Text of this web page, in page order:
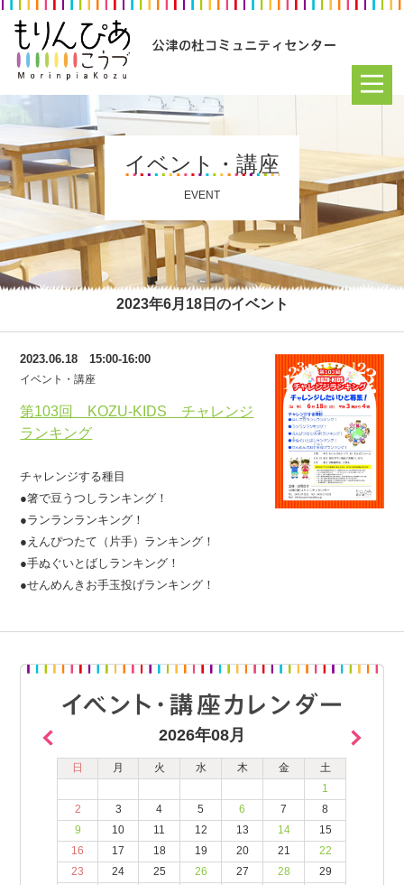
イベント・講座
EVENT
2023年6月18日のイベント
第103回 KOZU-KIDS チャレンジ
ランキング
2023.06.18 15:00-16:00
イベント・講座
チャレンジする種目
●箸で豆うつしランキング！
●ランランランキング！
●えんぴつたて（片手）ランキング！
●手ぬぐいとばしランキング！
●せんめんきお手玉投げランキング！
2026年08月
日 月 火 水 木 金
土
1
2
3 4 5 6 7
8
9
10 11 12 13 14
15
16
17 18 19 20 21
22
23
24 25 26 27 28
29